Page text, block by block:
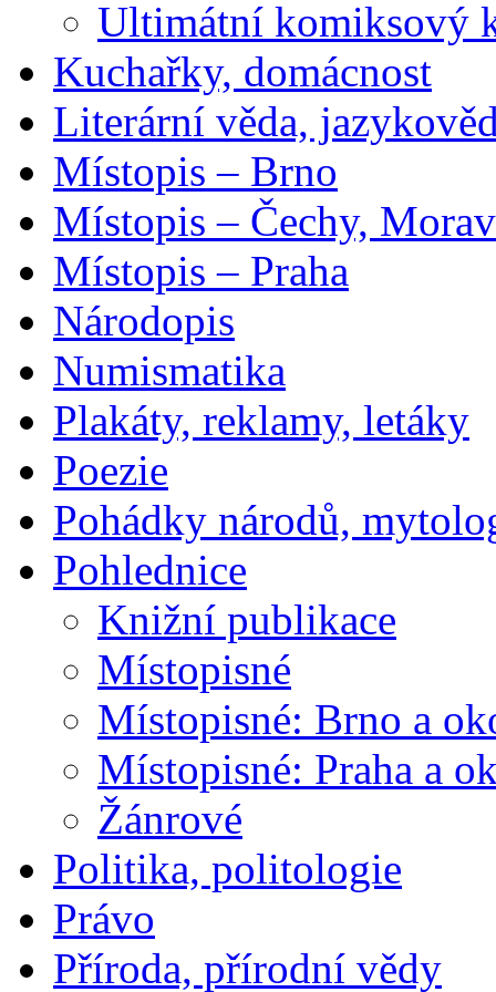
Ultimátní komiksový
Kuchařky, domácnost
Literární věda,
Místopis – Brno
Místopis – Čechy,
Místopis – Praha
Národopis
Numismatika
Plakáty, reklamy, letáky
Poezie
Pohádky národů,
Pohlednice
Knižní publikace
Místopisné
Místopisné: Brno a
Místopisné: Praha a
Žánrové
Politika, politologie
Právo
Příroda, přírodní vědy